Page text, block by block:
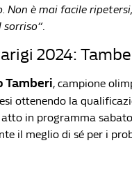
Non è mai facile
.
2024:
Tamberi, campione
ottenendo la
in programma
il meglio di sé per i